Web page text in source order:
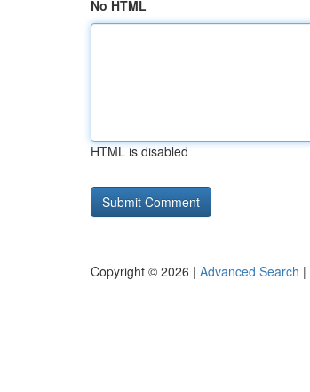
No HTML
HTML is disabled
Copyright © 2026 | Advanced Search |